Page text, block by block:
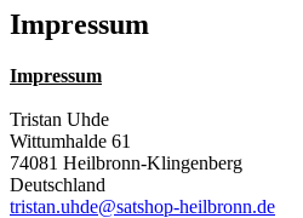
Impressum
Impressum
Tristan Uhde
Wittumhalde 61
74081 Heilbronn-Klingenberg
Deutschland
tristan.uhde@satshop-heilbronn.de